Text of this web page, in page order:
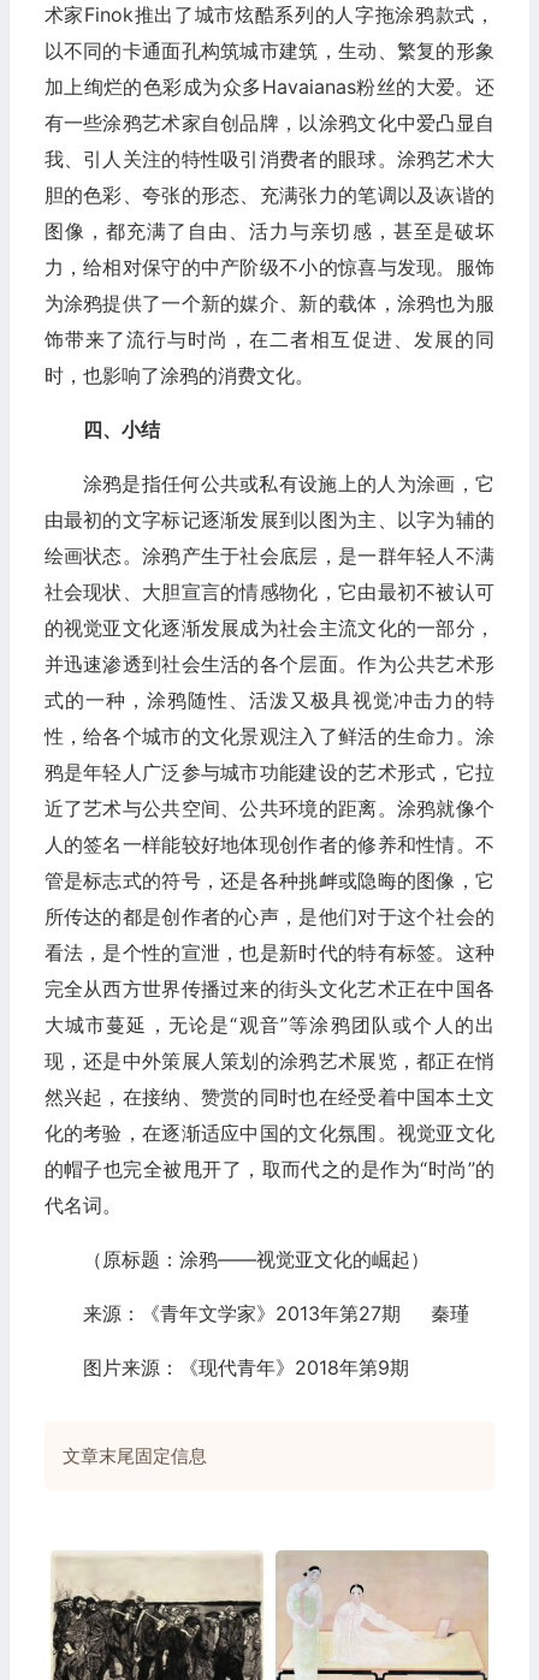
术家Finok推出了城市炫酷系列的人字拖涂鸦款式，
以不同的卡通面孔构筑城市建筑，生动、繁复的形象
加上绚烂的色彩成为众多Havaianas粉丝的大爱。还
有一些涂鸦艺术家自创品牌，以涂鸦文化中爱凸显自
我、引人关注的特性吸引消费者的眼球。涂鸦艺术大
胆的色彩、夸张的形态、充满张力的笔调以及诙谐的
图像，都充满了自由、活力与亲切感，甚至是破坏
力，给相对保守的中产阶级不小的惊喜与发现。服饰
为涂鸦提供了一个新的媒介、新的载体，涂鸦也为服
饰带来了流行与时尚，在二者相互促进、发展的同
时，也影响了涂鸦的消费文化。
四、小结
涂鸦是指任何公共或私有设施上的人为涂画，它
由最初的文字标记逐渐发展到以图为主、以字为辅的
绘画状态。涂鸦产生于社会底层，是一群年轻人不满
社会现状、大胆宣言的情感物化，它由最初不被认可
的视觉亚文化逐渐发展成为社会主流文化的一部分，
并迅速渗透到社会生活的各个层面。作为公共艺术形
式的一种，涂鸦随性、活泼又极具视觉冲击力的特
性，给各个城市的文化景观注入了鲜活的生命力。涂
鸦是年轻人广泛参与城市功能建设的艺术形式，它拉
近了艺术与公共空间、公共环境的距离。涂鸦就像个
人的签名一样能较好地体现创作者的修养和性情。不
管是标志式的符号，还是各种挑衅或隐晦的图像，它
所传达的都是创作者的心声，是他们对于这个社会的
看法，是个性的宣泄，也是新时代的特有标签。这种
完全从西方世界传播过来的街头文化艺术正在中国各
大城市蔓延，无论是“观音”等涂鸦团队或个人的出
现，还是中外策展人策划的涂鸦艺术展览，都正在悄
然兴起，在接纳、赞赏的同时也在经受着中国本土文
化的考验，在逐渐适应中国的文化氛围。视觉亚文化
的帽子也完全被甩开了，取而代之的是作为“时尚”的
代名词。
（原标题：涂鸦——视觉亚文化的崛起）
来源：《青年文学家》2013年第27期 秦瑾
图片来源：《现代青年》2018年第9期
文章末尾固定信息